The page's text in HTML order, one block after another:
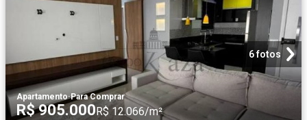
6 fotos
Apartamento·Para Comprar
R$ 905.000 R$ 12.066/m²